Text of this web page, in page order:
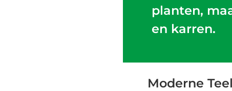
planten,
en karren.
Moderne